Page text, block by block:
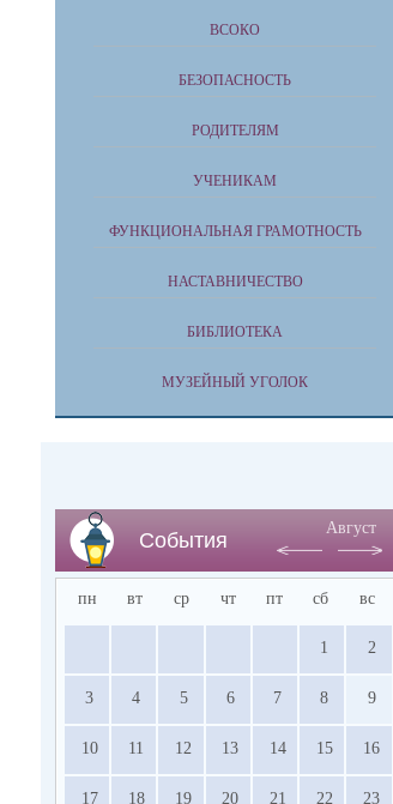
ВСОКО
БЕЗОПАСНОСТЬ
РОДИТЕЛЯМ
УЧЕНИКАМ
ФУНКЦИОНАЛЬНАЯ ГРАМОТНОСТЬ
НАСТАВНИЧЕСТВО
БИБЛИОТЕКА
МУЗЕЙНЫЙ УГОЛОК
События
Август
пн вт ср чт пт сб вс
1 2
3 4 5 6 7 8 9
10 11 12 13 14 15 16
17 18 19 20 21 22 23